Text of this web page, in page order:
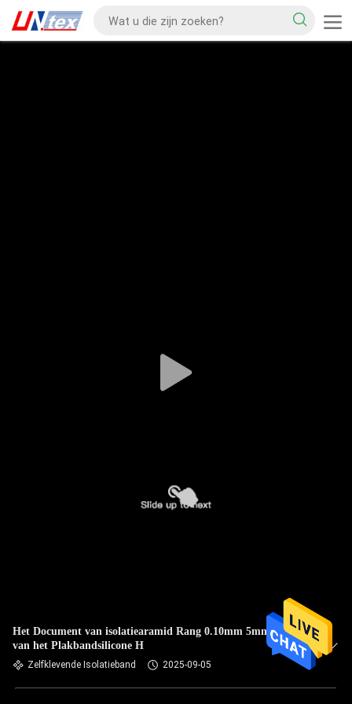
Het Document van isolatiearamid Rang 0.10mm 5mm980mm
van het Plakbandsilicone H
Zelfklevende Isolatieband 2025-09-05